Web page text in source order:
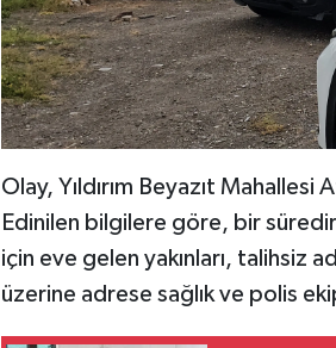
Olay, Yıldırım Beyazıt Mahallesi
Edinilen bilgilere göre, bir
için eve gelen yakınları, talihsiz
üzerine adrese sağlık ve polis